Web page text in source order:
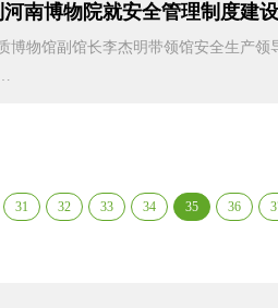
南博物院就安全管理制度建
博物馆副馆长李杰明带领馆安全生产
31 32 33 34 35 36